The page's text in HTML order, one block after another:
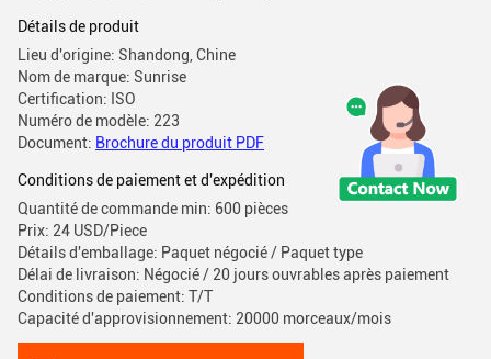
Détails de produit
Lieu d'origine: Shandong, Chine
Nom de marque: Sunrise
Certification: ISO
Numéro de modèle: 223
Document: Brochure du produit PDF
Conditions de paiement et d'expédition
Quantité de commande min: 600 pièces
Prix: 24 USD/Piece
Détails d'emballage: Paquet négocié / Paquet type
Délai de livraison: Négocié / 20 jours ouvrables après paiement
Conditions de paiement: T/T
Capacité d'approvisionnement: 20000 morceaux/mois